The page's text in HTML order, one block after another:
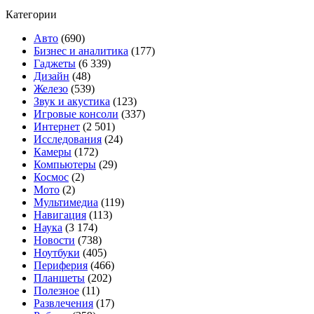
сенсоров
камер
смартфонов
Категории
Авто (690)
Бизнес и аналитика (177)
Гаджеты (6 339)
Дизайн (48)
Железо (539)
Звук и акустика (123)
Игровые консоли (337)
Интернет (2 501)
Исследования (24)
Камеры (172)
Компьютеры (29)
Космос (2)
Мото (2)
Мультимедиа (119)
Навигация (113)
Наука (3 174)
Новости (738)
Ноутбуки (405)
Периферия (466)
Планшеты (202)
Полезное (11)
Развлечения (17)